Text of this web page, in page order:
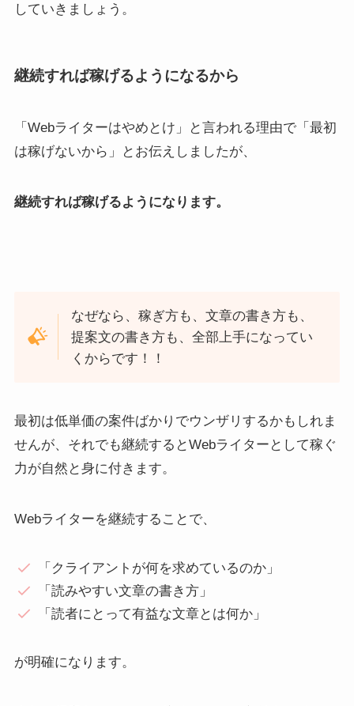
していきましょう。
継続すれば稼げるようになるから
「Webライターはやめとけ」と言われる理由で「最初
は稼げないから」とお伝えしましたが、
継続すれば稼げるようになります。
なぜなら、稼ぎ方も、文章の書き方も、
提案文の書き方も、全部上手になってい
くからです！！
最初は低単価の案件ばかりでウンザリするかもしれま
せんが、それでも継続するとWebライターとして稼ぐ
力が自然と身に付きます。
Webライターを継続することで、
「クライアントが何を求めているのか」
「読みやすい文章の書き方」
「読者にとって有益な文章とは何か」
が明確になります。